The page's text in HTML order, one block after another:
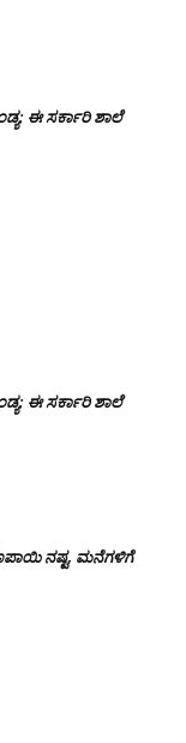
ಈ ಸರ್ಕಾರಿ ಶಾಲೆ
ಈ ಸರ್ಕಾರಿ ಶಾಲೆ
ನಷ್ಟ, ಮನೆಗಳಿಗೆ